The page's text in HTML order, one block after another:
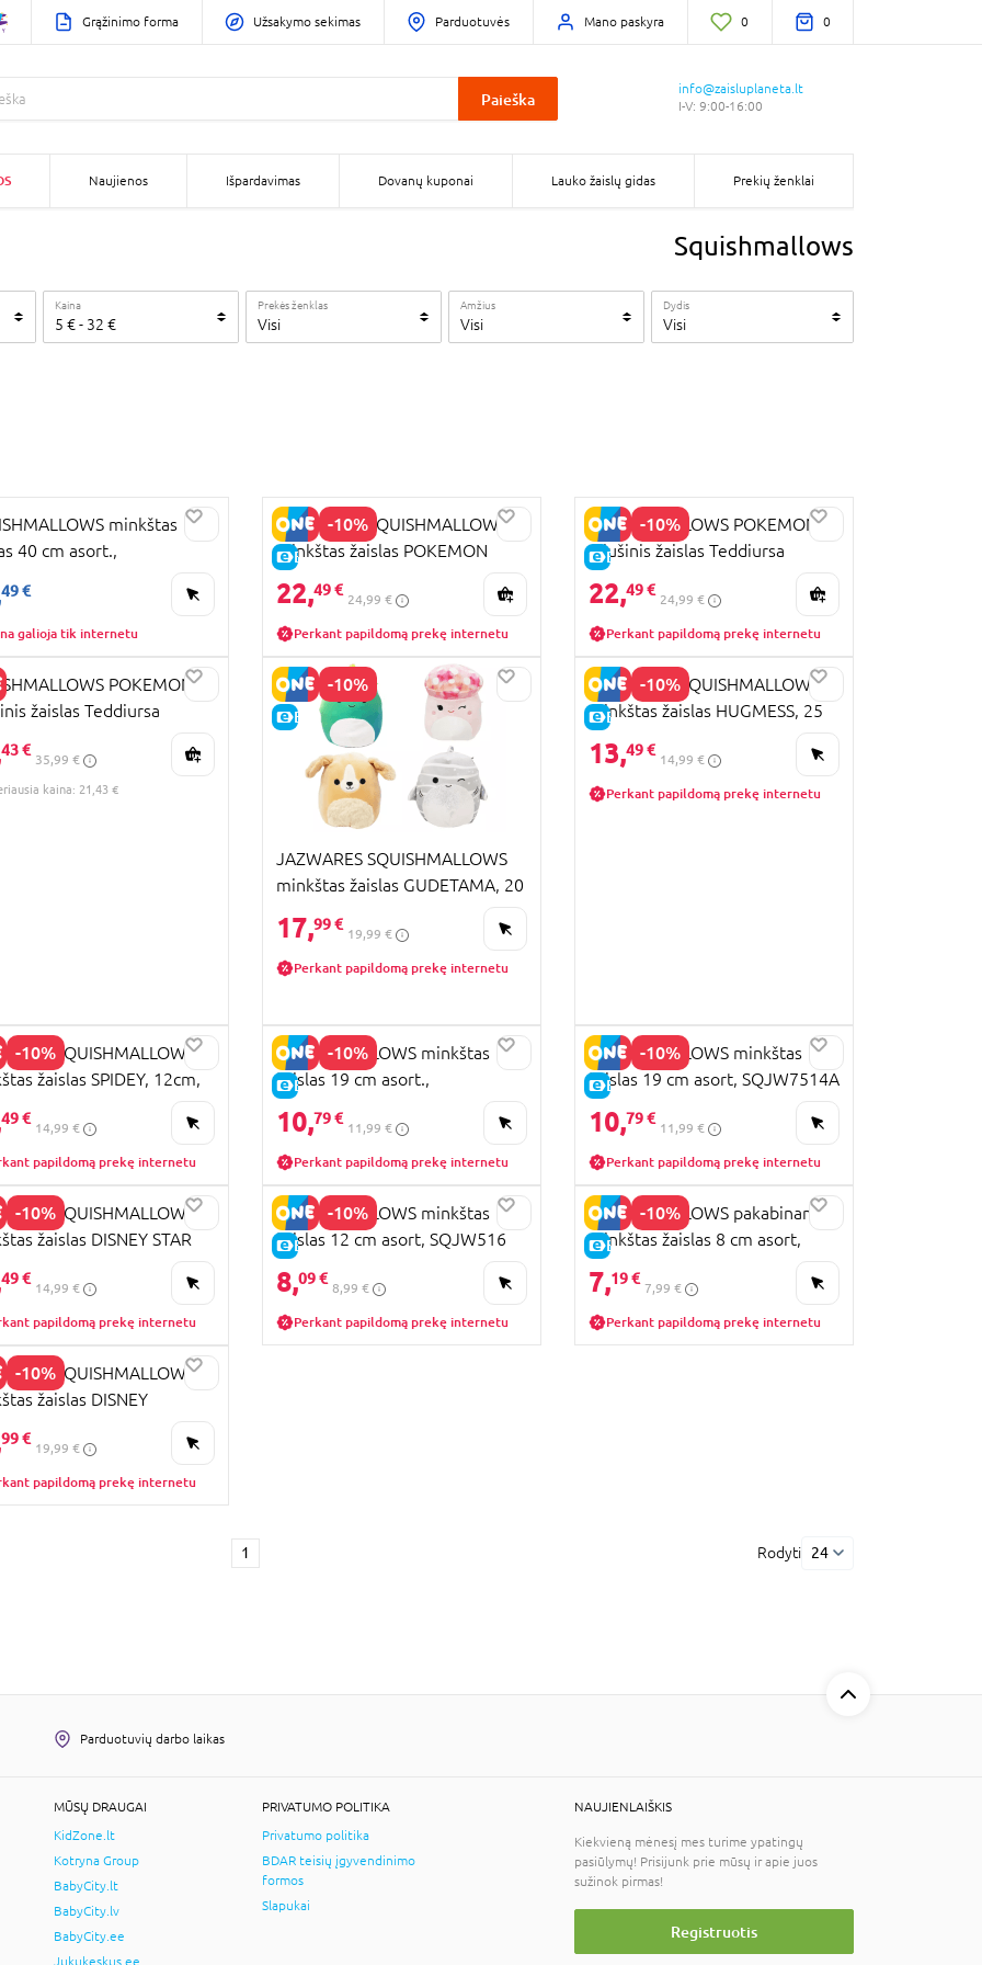
Grąžinimo forma Užsakymo sekimas Parduotuvės Mano paskyra 0 0
Paieška
info@zaisluplaneta.lt
I-V: 9:00-16:00
Naujienos Išpardavimas Dovanų kuponai Lauko žaislų gidas Prekių ženklai
Squishmallows
Kaina
5 €- 32 €
Prekės ženklas
Visi
Amžius
Visi
Dydis
Visi
KAINA
minkštas
40 cm asort.,
49 €
galioja tik internetu
-10%
E-KAINA
JAZWARES SQUISHMALLOWS
minkštas žaislas POKEMON
CLEFAIRY, 25 cm, SQPK00036
22,49 €
24,99 €
Perkant papildomą prekę internetu
-10%
E-KAINA
SQUISHMALLOWS POKEMON
pliušinis žaislas Teddiursa
25cm., SQPK00039
22,49 €
24,99 €
Perkant papildomą prekę internetu
KAINA
POKEMON
žaislas Teddiursa
SQPK00043
43 €
35,99 €
kaina: 21,43 €
-10%
E-KAINA
JAZWARES SQUISHMALLOWS
minkštas žaislas GUDETAMA, 20
17,99 €
19,99 €
Perkant papildomą prekę internetu
-10%
E-KAINA
JAZWARES SQUISHMALLOWS
minkštas žaislas HUGMESS, 25
cm, asort., SQHM00379
13,49 €
14,99 €
Perkant papildomą prekę internetu
-10%SQUISHMALLOWS
žaislas SPIDEY, 12cm,
SQDI00224
49 €
14,99 €
papildomą prekę internetu
-10%
E-KAINA
SQUISHMALLOWS minkštas
žaislas 19 cm asort.,
SQJW7515A
10,79 €
11,99 €
Perkant papildomą prekę internetu
-10%
E-KAINA
SQUISHMALLOWS minkštas
žaislas 19 cm asort, SQJW7514A
10,79 €
11,99 €
Perkant papildomą prekę internetu
-10%SQUISHMALLOWS
žaislas DISNEY STAR
12 cm, asort.,
49 €
14,99 €
papildomą prekę internetu
-10%
E-KAINA
SQUISHMALLOWS minkštas
žaislas 12 cm asort, SQJW516
8,09 €
8,99 €
Perkant papildomą prekę internetu
-10%
E-KAINA
SQUISHMALLOWS pakabinamas
minkštas žaislas 8 cm asort,
SQJW3516
7,19 €
7,99 €
Perkant papildomą prekę internetu
-10%SQUISHMALLOWS
žaislas DISNEY
20 cm, asort.,
99 €
19,99 €
papildomą prekę internetu
1 Rodyti 24
Parduotuvių darbo laikas
MŪSŲ DRAUGAI
KidZone.lt
Kotryna Group
BabyCity.lt
BabyCity.lv
BabyCity.ee
Jukukeskus.ee
PRIVATUMO POLITIKA
Privatumo politika
BDAR teisių įgyvendinimo
formos
Slapukai
NAUJIENLAIŠKIS
Kiekvieną mėnesį mes turime ypatingų
pasiūlymų! Prisijunk prie mūsų ir apie juos
sužinok pirmas!
Registruotis